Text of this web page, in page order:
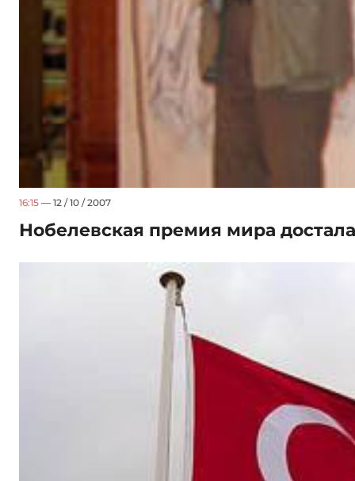
16:15 — 12 / 10 / 2007
Нобелевская премия мира